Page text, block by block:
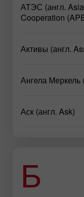
АТЭС (англ.
Cooperation
Активы (англ.
Ангела Меркель
Аск (англ. Ask)
Б